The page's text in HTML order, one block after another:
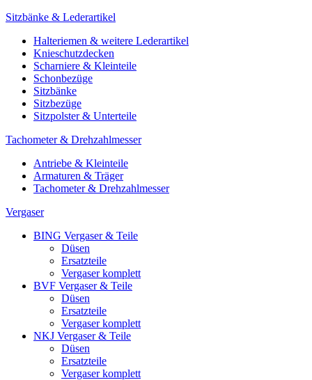
Sitzbänke & Lederartikel
Halteriemen & weitere Lederartikel
Knieschutzdecken
Scharniere & Kleinteile
Schonbezüge
Sitzbänke
Sitzbezüge
Sitzpolster & Unterteile
Tachometer & Drehzahlmesser
Antriebe & Kleinteile
Armaturen & Träger
Tachometer & Drehzahlmesser
Vergaser
BING Vergaser & Teile
Düsen
Ersatzteile
Vergaser komplett
BVF Vergaser & Teile
Düsen
Ersatzteile
Vergaser komplett
NKJ Vergaser & Teile
Düsen
Ersatzteile
Vergaser komplett